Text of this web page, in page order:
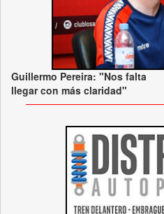
Guillermo Pereira: "Nos falta
llegar con más claridad"